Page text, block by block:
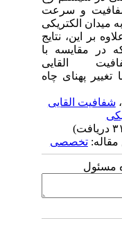
و سرعت
الکتریکی
بر این، نتایج
مقایسه با
القایی
پهنای چاه
القایی
تخصصی
مسئول